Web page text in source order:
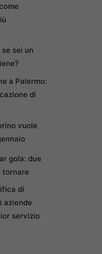
sei un
a Palermo:
di
vuole
gola: due
tornare
di
aziende
servizio